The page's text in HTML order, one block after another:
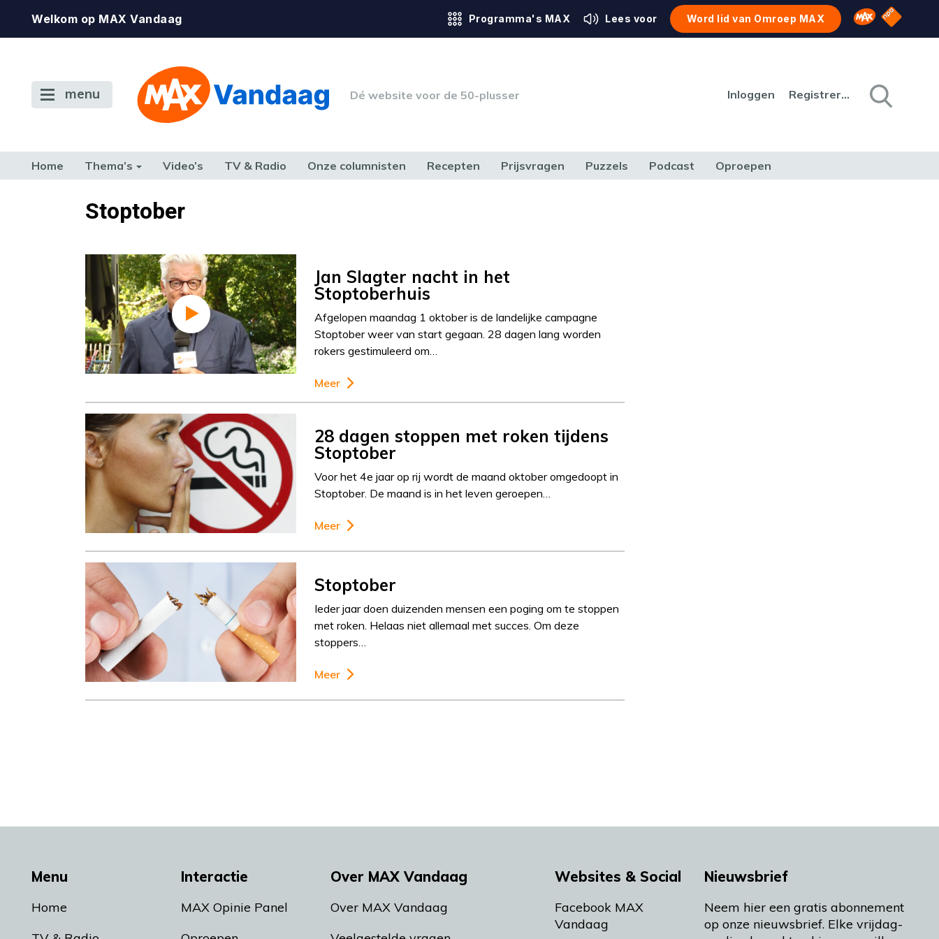
Welkom op MAX Vandaag Programma's MAX Lees voor Word lid van Omroep MAX Omroep MAX
NPO
menu Dé website voor de 50-plusser Inloggen Registreren
Home Thema’s Video’s TV & Radio Onze columnisten Recepten Prijsvragen Puzzels Podcast Oproepen
TERUG NAAR TOENStoptober
Jan Slagter nacht in het
Stoptoberhuis
Afgelopen maandag 1 oktober is de landelijke campagne
Stoptober weer van start gegaan. 28 dagen lang worden
rokers gestimuleerd om…
Meer
28 dagen stoppen met roken tijdens
Stoptober
Voor het 4e jaar op rij wordt de maand oktober omgedoopt in
Stoptober. De maand is in het leven geroepen…
Meer
Stoptober
Ieder jaar doen duizenden mensen een poging om te stoppen
met roken. Helaas niet allemaal met succes. Om deze
stoppers…
Meer
Menu
Home
Interactie
MAX Opinie Panel
Over MAX Vandaag
Over MAX Vandaag
Websites & Social
Facebook MAX
Vandaag
Nieuwsbrief
Neem hier een gratis abonnement
op onze nieuwsbrief. Elke vrijdag-